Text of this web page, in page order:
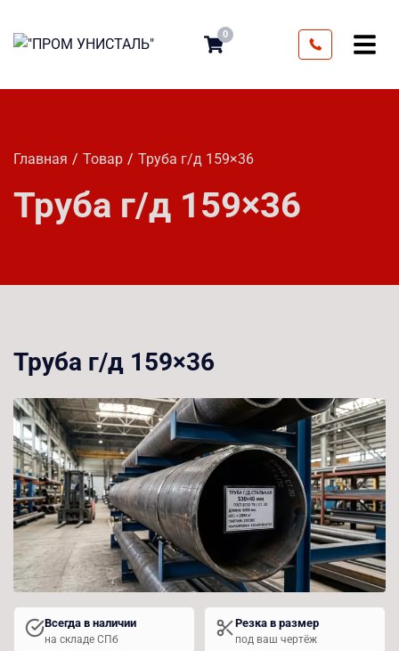
0
Главная Товар Труба г/д 159×36
Труба г/д 159×36
Труба г/д 159×36
Всегда в наличии
на складе СПб
Резка в размер
под ваш чертёж